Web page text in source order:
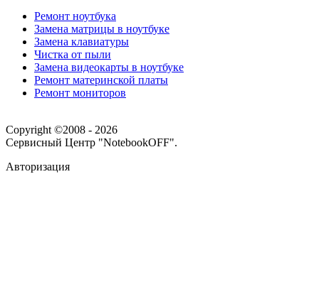
Ремонт ноутбука
Замена матрицы в ноутбуке
Замена клавиатуры
Чистка от пыли
Замена видеокарты в ноутбуке
Ремонт материнской платы
Ремонт мониторов
Copyright ©2008 - 2026
Сервисный Центр "NotebookOFF".
Авторизация